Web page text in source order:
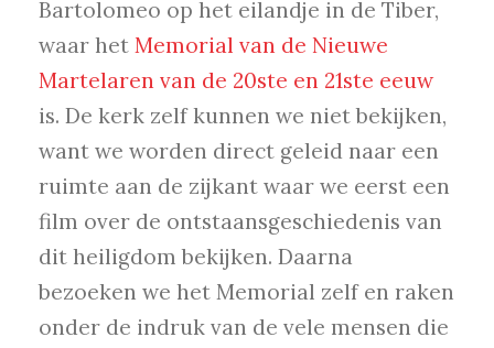
Bartolomeo op het eilandje in de Tiber,
waar het Memorial van de Nieuwe
Martelaren van de 20ste en 21ste eeuw
is. De kerk zelf kunnen we niet bekijken,
want we worden direct geleid naar een
ruimte aan de zijkant waar we eerst een
film over de ontstaansgeschiedenis van
dit heiligdom bekijken. Daarna
bezoeken we het Memorial zelf en raken
onder de indruk van de vele mensen die